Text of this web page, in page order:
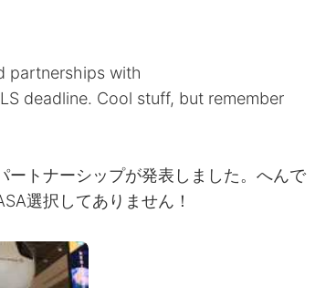
partnerships with
deadline. Cool stuff, but remember
トナーシップが発表しました。へんで
選択してありません！